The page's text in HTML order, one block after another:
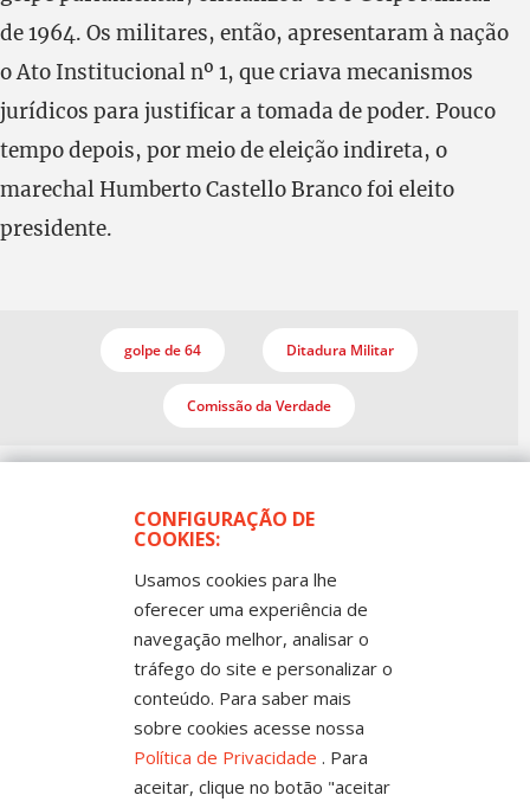
CONFIGURAÇÃO DE
COOKIES:
Usamos cookies para lhe
oferecer uma experiência de
navegação melhor, analisar o
tráfego do site e personalizar o
conteúdo. Para saber mais
sobre cookies acesse nossa
Política de Privacidade . Para
aceitar, clique no botão "aceitar
de 1964. Os militares, então, apresentaram à nação
o Ato Institucional nº 1, que criava mecanismos
jurídicos para justificar a tomada de poder. Pouco
tempo depois, por meio de eleição indireta, o
marechal Humberto Castello Branco foi eleito
presidente.
golpe de 64 Ditadura Militar
Comissão da Verdade
Todos os Direitos Reservados
Sintep-MT - Sindicato dos Trabalhadores no Ensino
Público de Mato Grosso
Rua Mestre João Guimarães, 102 -
Fone: (65) 3317-4300 - 0800 654343 - Fax: 3317
4327